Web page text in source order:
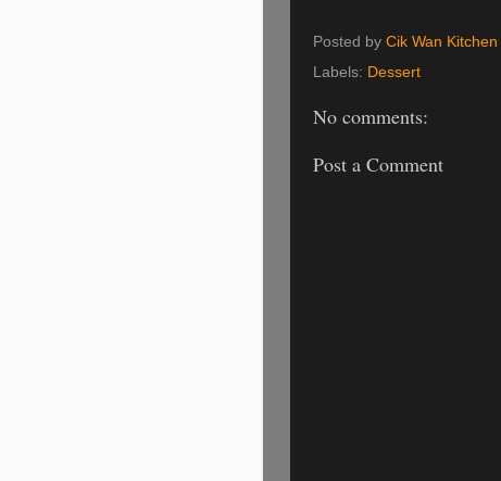
Posted by Cik Wan Kitchen
Labels: Dessert
No comments:
Post a Comment